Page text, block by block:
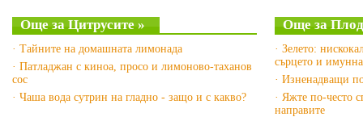
Още за Цитрусите »
· Тайните на домашната лимонада
· Патладжан с киноа, просо и лимоново-таханов
сос
· Чаша вода сутрин на гладно - защо и с какво?
Още за
· Зелето:
сърцето и
· Изненадващи
· Яжте по-често
направите